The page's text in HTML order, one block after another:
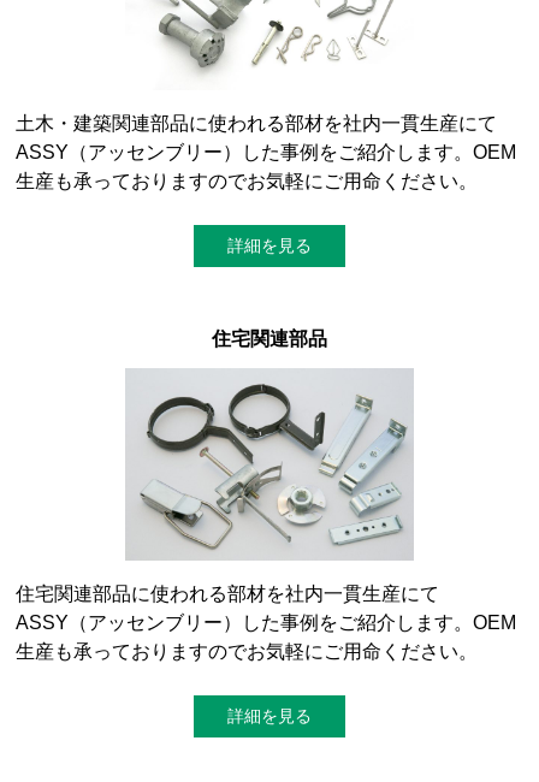
土木・建築関連部品に使われる部材を社内一貫生産にて
ASSY（アッセンブリー）した事例をご紹介します。OEM
生産も承っておりますのでお気軽にご用命ください。
詳細を見る
住宅関連部品
住宅関連部品に使われる部材を社内一貫生産にて
ASSY（アッセンブリー）した事例をご紹介します。OEM
生産も承っておりますのでお気軽にご用命ください。
詳細を見る